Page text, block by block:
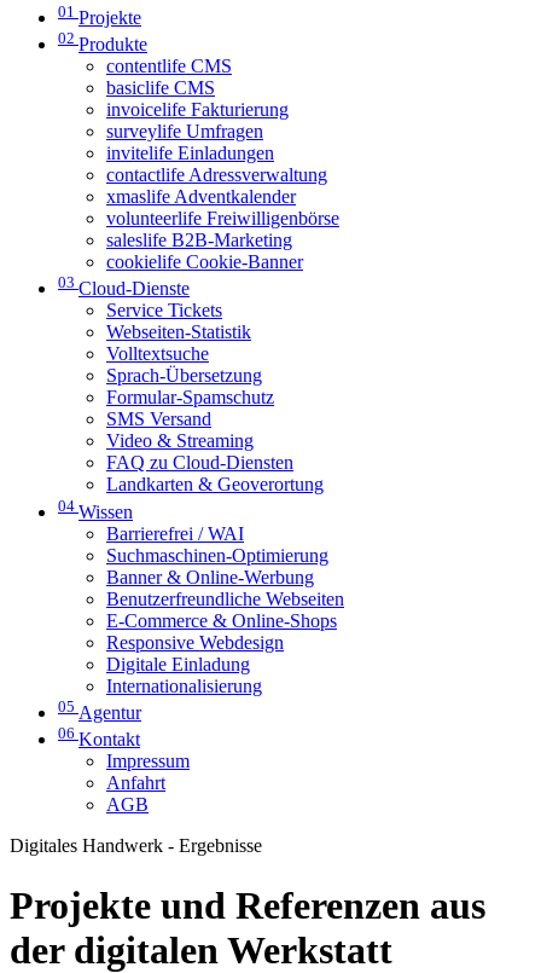
01 Projekte
02 Produkte
contentlife CMS
basiclife CMS
invoicelife Fakturierung
surveylife Umfragen
invitelife Einladungen
contactlife Adressverwaltung
xmaslife Adventkalender
volunteerlife Freiwilligenbörse
saleslife B2B-Marketing
cookielife Cookie-Banner
03 Cloud-Dienste
Service Tickets
Webseiten-Statistik
Volltextsuche
Sprach-Übersetzung
Formular-Spamschutz
SMS Versand
Video & Streaming
FAQ zu Cloud-Diensten
Landkarten & Geoverortung
04 Wissen
Barrierefrei / WAI
Suchmaschinen-Optimierung
Banner & Online-Werbung
Benutzerfreundliche Webseiten
E-Commerce & Online-Shops
Responsive Webdesign
Digitale Einladung
Internationalisierung
05 Agentur
06 Kontakt
Impressum
Anfahrt
AGB
Digitales Handwerk - Ergebnisse
Projekte und Referenzen aus
der digitalen Werkstatt